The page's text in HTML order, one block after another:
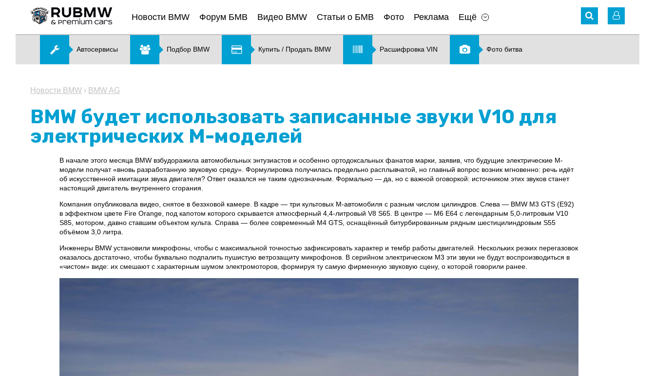
Новости BMW Форум БМВ Видео BMW Статьи о БМВ Фото Реклама Ещё
Автосервисы Подбор BMW Купить / Продать BMW Расшифровка VIN Фото битва
Новости BMW › BMW AG
BMW будет использовать записанные звуки V10 для
электрических M-моделей
В начале этого месяца BMW взбудоражила автомобильных энтузиастов и особенно ортодоксальных фанатов марки, заявив, что будущие электрические M-
модели получат «вновь разработанную звуковую среду». Формулировка получилась предельно расплывчатой, но главный вопрос возник мгновенно: речь идёт
об искусственной имитации звука двигателя? Ответ оказался не таким однозначным. Формально — да, но с важной оговоркой: источником этих звуков станет
настоящий двигатель внутреннего сгорания.
Компания опубликовала видео, снятое в безэховой камере. В кадре — три культовых M-автомобиля с разным числом цилиндров. Слева — BMW M3 GTS (E92)
в эффектном цвете Fire Orange, под капотом которого скрывается атмосферный 4,4-литровый V8 S65. В центре — M6 E64 с легендарным 5,0-литровым V10
S85, мотором, давно ставшим объектом культа. Справа — более современный M4 GTS, оснащённый битурбированным рядным шестицилиндровым S55
объёмом 3,0 литра.
Инженеры BMW установили микрофоны, чтобы с максимальной точностью зафиксировать характер и тембр работы двигателей. Нескольких резких перегазовок
оказалось достаточно, чтобы буквально подпалить пушистую ветрозащиту микрофонов. В серийном электрическом M3 эти звуки не будут воспроизводиться в
«чистом» виде: их смешают с характерным шумом электромоторов, формируя ту самую фирменную звуковую сцену, о которой говорили ранее.